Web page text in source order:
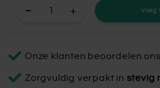
+ Voeg
Onze klanten beoordelen
Zorgvuldig verpakt in stevig